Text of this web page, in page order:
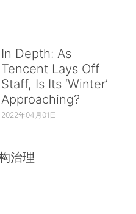
In Depth: As
Tencent Lays Off
Staff, Is Its ‘Winter’
Approaching?
2022年04月01日
治理